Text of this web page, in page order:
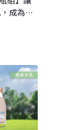
成為您